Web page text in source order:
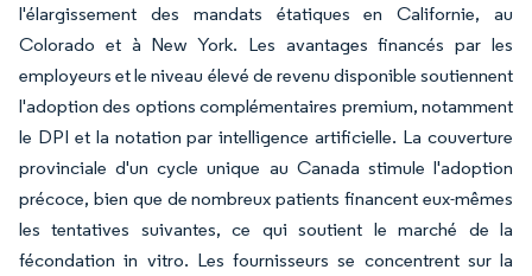
l'élargissement des mandats étatiques en Californie, au
Colorado et à New York. Les avantages financés par les
employeurs et le niveau élevé de revenu disponible soutiennent
l'adoption des options complémentaires premium, notamment
le DPI et la notation par intelligence artificielle. La couverture
provinciale d'un cycle unique au Canada stimule l'adoption
précoce, bien que de nombreux patients financent eux-mêmes
les tentatives suivantes, ce qui soutient le marché de la
fécondation in vitro. Les fournisseurs se concentrent sur la